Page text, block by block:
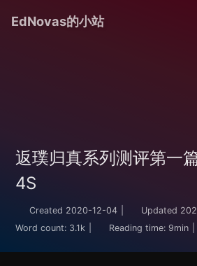
EdNovas的小站
返璞归真系列测评第
4S
Created 2020-12-04 Updated
Word count: 3.1k Reading time: 9min